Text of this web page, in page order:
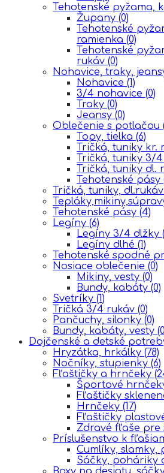
Tehotenské pyžama,
Župany (0)
Tehotenské
ramienka (0)
Tehotenské
rukáv (0)
Nohavice, traky,
Nohavice (1)
3/4 nohavice (0)
Traky (0)
Jeansy (0)
Oblečenie s potlačou
Topy, tielka (6)
Tričká, tuniky kr.
Tričká, tuniky 3/
Tričká, tuniky dl.
Tehotenské pásy
Tričká, tuniky, dl.rukáv
Tehotenské pásy (4)
Legíny (6)
Legíny 3/4 dlžky
Legíny dlhé (1)
Tehotenské spodné
Nosiace oblečenie (0)
Mikiny, vesty (0)
Bundy, kabáty (0)
Svetríky (1)
Tričká 3/4 rukáv (0)
Pančuchy, silonky (0)
Bundy, kabáty, vesty
Dojčenské a detské
Hryzátka, hrkálky (78)
Nočníky, stupienky (6)
Fľaštičky a hrnčeky
Športové
Fľaštičky
Hrnčeky (17)
Fľaštičky
Zdravé fľaše pre
Príslušenstvo k
Cumlíky, slamky,
Sáčky, poháriky